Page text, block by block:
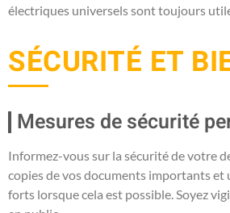
électriques universels sont toujours
SÉCURITÉ ET
Mesures de sécurité
Informez-vous sur la sécurité de votre
copies de vos documents importants et
forts lorsque cela est possible. Soyez